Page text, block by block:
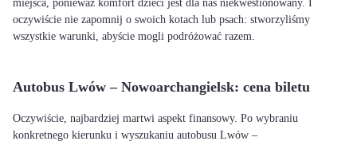
miejsca, ponieważ komfort dzieci jest dla nas niekwestionowany. I
oczywiście nie zapomnij o swoich kotach lub psach: stworzyliśmy
wszystkie warunki, abyście mogli podróżować razem.
Autobus Lwów – Nowoarchangielsk: cena biletu
Oczywiście, najbardziej martwi aspekt finansowy. Po wybraniu
konkretnego kierunku i wyszukaniu autobusu Lwów –